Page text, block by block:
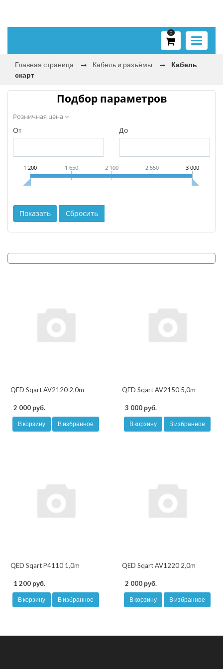
Toggle
0
Главная страница Кабель и разъёмы
Кабель
скарт
Подбор параметров
Розничная цена
От До
1 200 1 650 2 100 2 550 3 000
QED Sqart AV2120 2,0m
2 000 руб.
В корзину В избранное
QED Sqart AV2150 5,0m
3 000 руб.
В корзину В избранное
QED Sqart P4110 1,0m
1 200 руб.
В корзину В избранное
QED Sqart AV1220 2,0m
2 000 руб.
В корзину В избранное